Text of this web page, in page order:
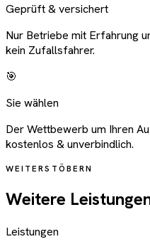
Geprüft & versichert
Nur Betriebe mit Erfahrung
kein Zufallsfahrer.
🎯
Sie wählen
Der Wettbewerb um Ihren
kostenlos & unverbindlich.
WEITERSTÖBERN
Weitere
Leistungen